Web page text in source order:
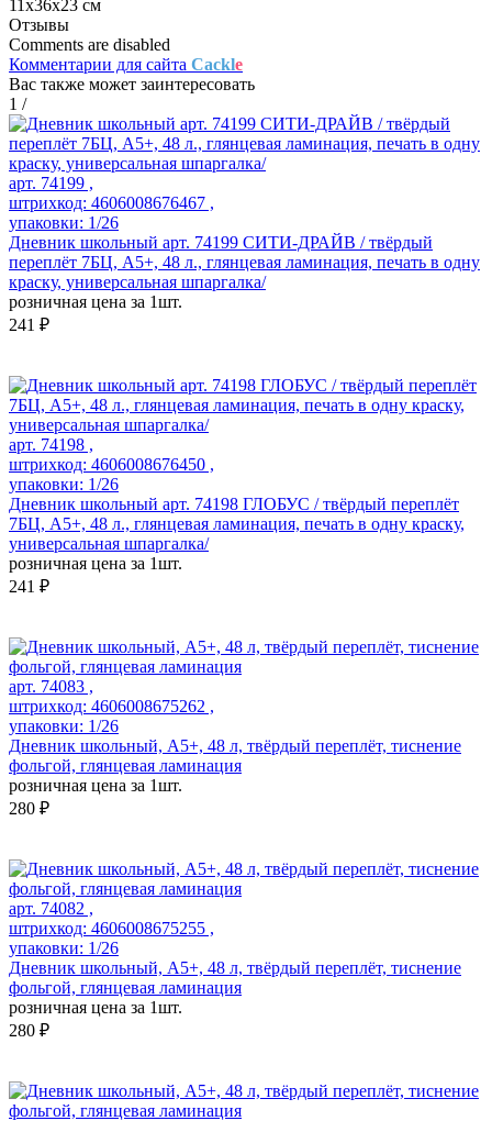
11х36х23 см
Отзывы
Comments are disabled
Комментарии для сайта Cackle
Вас также может заинтересовать
1 /
арт. 74199 ,
штрихкод: 4606008676467 ,
упаковки: 1/26
Дневник школьный арт. 74199 СИТИ-ДРАЙВ / твёрдый
переплёт 7БЦ, А5+, 48 л., глянцевая ламинация, печать в одну
краску, универсальная шпаргалка/
розничная цена за 1шт.
241 ₽
арт. 74198 ,
штрихкод: 4606008676450 ,
упаковки: 1/26
Дневник школьный арт. 74198 ГЛОБУС / твёрдый переплёт
7БЦ, А5+, 48 л., глянцевая ламинация, печать в одну краску,
универсальная шпаргалка/
розничная цена за 1шт.
241 ₽
арт. 74083 ,
штрихкод: 4606008675262 ,
упаковки: 1/26
Дневник школьный, А5+, 48 л, твёрдый переплёт, тиснение
фольгой, глянцевая ламинация
розничная цена за 1шт.
280 ₽
арт. 74082 ,
штрихкод: 4606008675255 ,
упаковки: 1/26
Дневник школьный, А5+, 48 л, твёрдый переплёт, тиснение
фольгой, глянцевая ламинация
розничная цена за 1шт.
280 ₽